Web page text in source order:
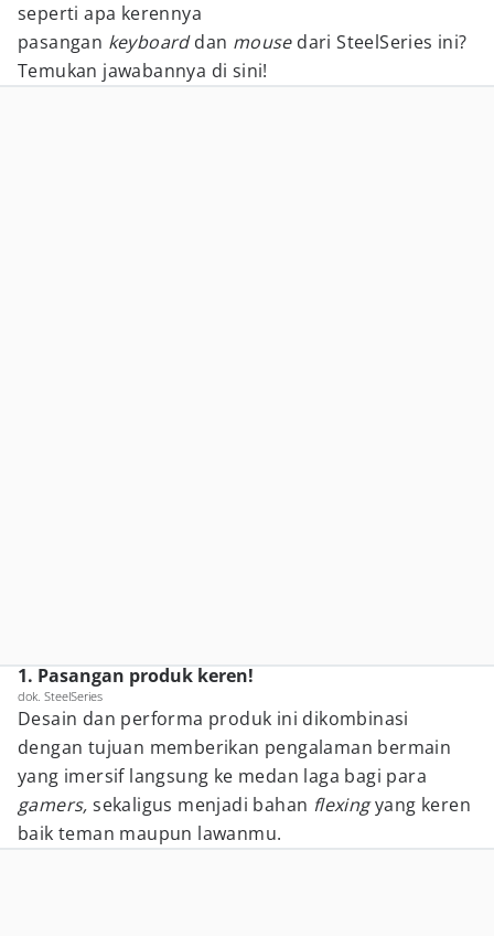
seperti apa kerennya
pasangan keyboarddan mouse dari SteelSeries ini?
Temukan jawabannya di sini!
1. Pasangan produk keren!
dok. SteelSeries
Desain dan performa produk ini dikombinasi
dengan tujuan memberikan pengalaman bermain
yang imersif langsung ke medan laga bagi para
gamers,sekaligus menjadi bahan flexingyang keren
baik teman maupun lawanmu.